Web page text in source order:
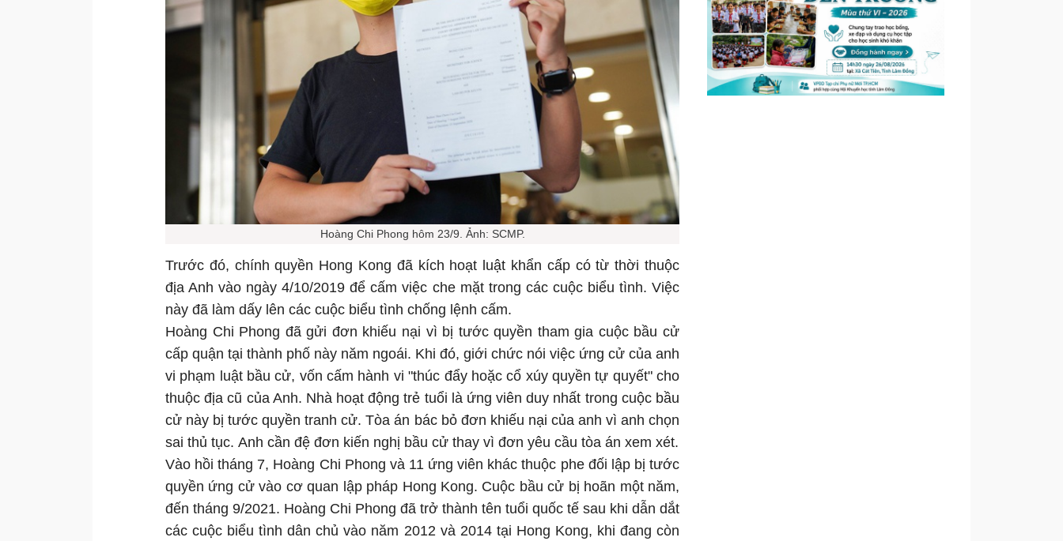
Hoàng Chi Phong hôm 23/9. Ảnh: SCMP.
Trước đó, chính quyền Hong Kong đã kích hoạt luật khẩn cấp có từ thời thuộc
địa Anh vào ngày 4/10/2019 để cấm việc che mặt trong các cuộc biểu tình. Việc
này đã làm dấy lên các cuộc biểu tình chống lệnh cấm.
Hoàng Chi Phong đã gửi đơn khiếu nại vì bị tước quyền tham gia cuộc bầu cử
cấp quận tại thành phố này năm ngoái. Khi đó, giới chức nói việc ứng cử của anh
vi phạm luật bầu cử, vốn cấm hành vi "thúc đẩy hoặc cổ xúy quyền tự quyết" cho
thuộc địa cũ của Anh. Nhà hoạt động trẻ tuổi là ứng viên duy nhất trong cuộc bầu
cử này bị tước quyền tranh cử. Tòa án bác bỏ đơn khiếu nại của anh vì anh chọn
sai thủ tục. Anh cần đệ đơn kiến nghị bầu cử thay vì đơn yêu cầu tòa án xem xét.
Vào hồi tháng 7, Hoàng Chi Phong và 11 ứng viên khác thuộc phe đối lập bị tước
quyền ứng cử vào cơ quan lập pháp Hong Kong. Cuộc bầu cử bị hoãn một năm,
đến tháng 9/2021. Hoàng Chi Phong đã trở thành tên tuổi quốc tế sau khi dẫn dắt
các cuộc biểu tình dân chủ vào năm 2012 và 2014 tại Hong Kong, khi đang còn